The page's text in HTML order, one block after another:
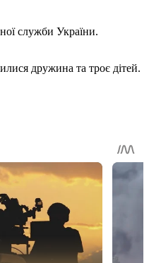
служби України.
дружина та троє дітей.